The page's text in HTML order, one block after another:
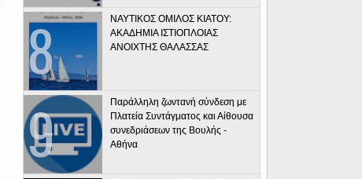
ΝΑΥΤΙΚΟΣ ΟΜΙΛΟΣ ΚΙΑΤΟΥ:
ΑΚΑΔΗΜΙΑ ΙΣΤΙΟΠΛΟΙΑΣ
ΑΝΟΙΧΤΗΣ ΘΑΛΑΣΣΑΣ
Παράλληλη ζωντανή σύνδεση με
Πλατεία Συντάγματος και Αίθουσα
συνεδριάσεων της Βουλής -
Αθήνα